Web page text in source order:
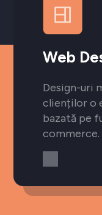
Web
Design-uri
clienților o
bazată pe
commerce.